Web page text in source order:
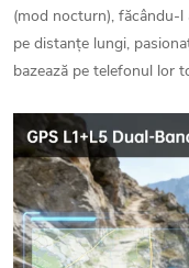
(mod nocturn), făcându-l
pe distanțe lungi,
bazează pe telefonul lor